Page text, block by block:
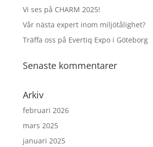
Vi ses på CHARM 2025!
Vår nästa expert inom miljötålighet?
Träffa oss på Evertiq Expo i Göteborg
Senaste kommentarer
Arkiv
februari 2026
mars 2025
januari 2025